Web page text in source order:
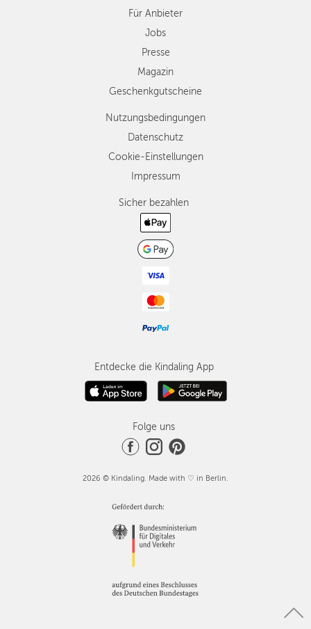
Für Anbieter
Jobs
Presse
Magazin
Geschenkgutscheine
Nutzungsbedingungen
Datenschutz
Cookie-Einstellungen
Impressum
Sicher bezahlen
Entdecke die Kindaling App
Folge uns
2026 © Kindaling. Made with ♡ in Berlin.